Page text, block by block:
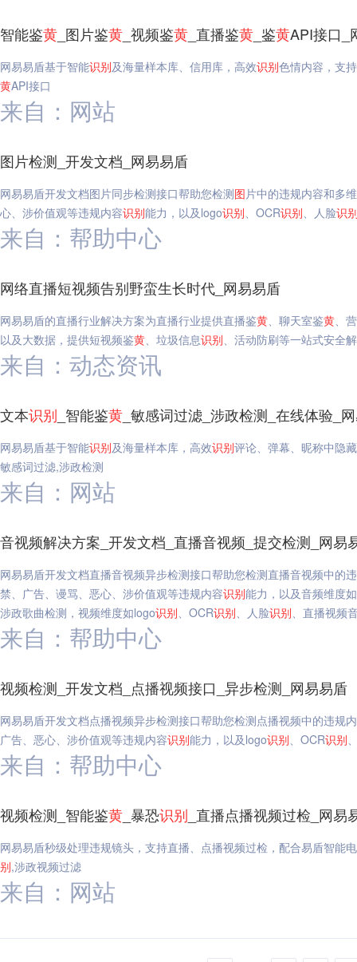
智能鉴黄 _图片鉴黄 _视频鉴黄 _直播鉴黄 _鉴黄API接口_
网易易盾基于智能识别及海量样本库、信用库，高效识别色情内容，支
黄API接口
来自：网站
图片检测_开发文档_网易易盾
网易易盾开发文档图片同步检测接口帮助您检测图片中的违规内容和多
心、涉价值观等违规内容识别能力，以及logo识别、OCR识别、人脸识
来自：帮助中心
网络直播短视频告别野蛮生长时代_网易易盾
网易易盾的直播行业解决方案为直播行业提供直播鉴黄、聊天室鉴黄、
以及大数据，提供短视频鉴黄、垃圾信息识别、活动防刷等一站式安全
来自：动态资讯
文本识别 _智能鉴黄 _敏感词过滤_涉政检测_在线体验_
网易易盾基于智能识别及海量样本库，高效识别评论、弹幕、昵称中隐
敏感词过滤,涉政检测
来自：网站
音视频解决方案_开发文档_直播音视频_提交检测_网易
网易易盾开发文档直播音视频异步检测接口帮助您检测直播音视频中的
禁、广告、谩骂、恶心、涉价值观等违规内容识别能力，以及音频维度
涉政歌曲检测，视频维度如logo识别、OCR识别、人脸识别、直播视频
来自：帮助中心
视频检测_开发文档_点播视频接口_异步检测_网易易盾
网易易盾开发文档点播视频异步检测接口帮助您检测点播视频中的违规
广告、恶心、涉价值观等违规内容识别能力，以及logo识别、OCR识别
来自：帮助中心
视频检测_智能鉴黄 _暴恐识别 _直播点播视频过检_网易
网易易盾秒级处理违规镜头，支持直播、点播视频过检，配合易盾智能
别,涉政视频过滤
来自：网站